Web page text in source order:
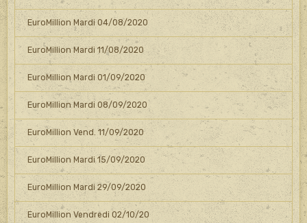
EuroMillion Mardi 04/08/2020
EuroMillion Mardi 11/08/2020
EuroMillion Mardi 01/09/2020
EuroMillion Mardi 08/09/2020
EuroMillion Vend. 11/09/2020
EuroMillion Mardi 15/09/2020
EuroMillion Mardi 29/09/2020
EuroMillion Vendredi 02/10/20